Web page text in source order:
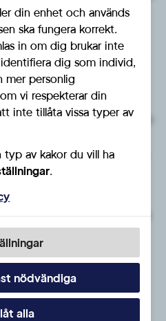
av skattekollektivet.
om barnfattigdom,
föreslogs, stöttades inte av
själva.
motionen skulle avslås
ansåg att den
av att arbete i
inom kommunen. Då är
I den här fallet
och tack vare
så blev det därmed
besvarad.
det enda parti
sina ställningstaganden
din enhet och används
ska fungera korrekt.
in om dig brukar inte
dig som individ,
mer personlig
vi respekterar din
inte tillåta vissa typer av
typ av kakor du vill ha
.
nödvändiga
alla